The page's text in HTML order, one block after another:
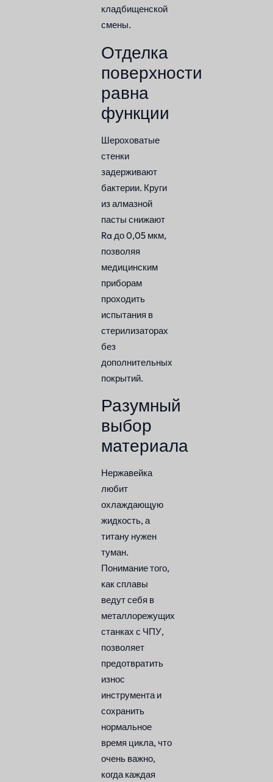
кладбищенской
смены.
Отделка
поверхности
равна
функции
Шероховатые
стенки
задерживают
бактерии. Круги
из алмазной
пасты снижают
Ra до 0,05 мкм,
позволяя
медицинским
приборам
проходить
испытания в
стерилизаторах
без
дополнительных
покрытий.
Разумный
выбор
материала
Нержавейка
любит
охлаждающую
жидкость, а
титану нужен
туман.
Понимание того,
как сплавы
ведут себя в
металлорежущих
станках с ЧПУ,
позволяет
предотвратить
износ
инструмента и
сохранить
нормальное
время цикла, что
очень важно,
когда каждая